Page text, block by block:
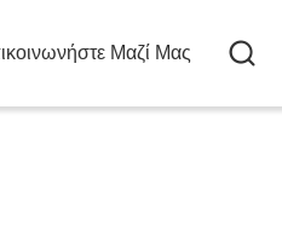
Μαζί Μας